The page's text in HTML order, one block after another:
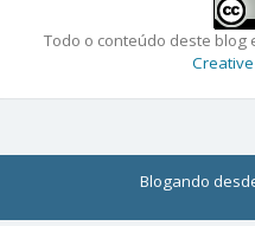
Todo o conteúdo deste
Blogando